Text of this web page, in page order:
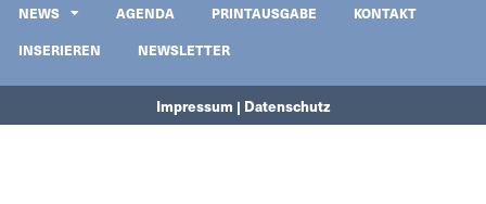
NEWS AGENDA PRINTAUSGABE
KONTAKT
INSERIEREN
NEWSLETTER
Impressum | Datenschutz